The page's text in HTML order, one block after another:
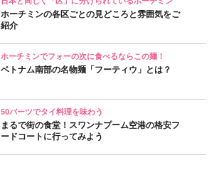
ホーチミンの各区ごとの見どころと雰囲気をご
紹介
ホーチミンでフォーの次に食べるならこの麺！
ベトナム南部の名物麺「フーティウ」とは？
50バーツでタイ料理を味わう
まるで街の食堂！スワンナプーム空港の格安フ
ードコートに行ってみよう